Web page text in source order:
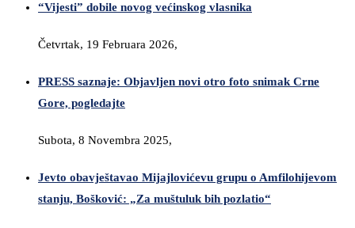
“Vijesti” dobile novog većinskog vlasnika
Četvrtak, 19 Februara 2026,
PRESS saznaje: Objavljen novi otro foto snimak Crne
Gore, pogledajte
Subota, 8 Novembra 2025,
Jevto obavještavao Mijajlovićevu grupu o Amfilohijevom
stanju, Bošković: „Za muštuluk bih pozlatio“